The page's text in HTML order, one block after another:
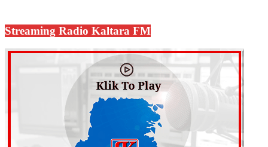
Streaming Radio Kaltara FM